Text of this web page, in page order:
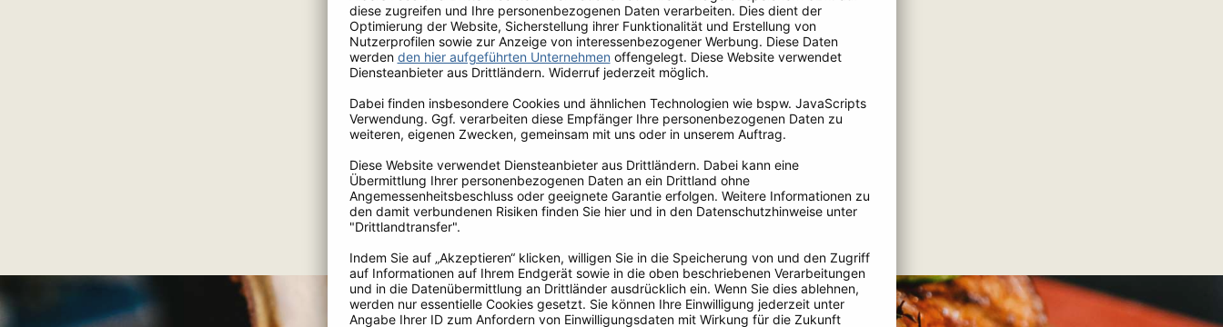
Das Goldene Kalb
Eine löbliche Ausnahme ist die niederländische Kalbs-
Erzeugergemeinschaft Peter’s Farm. Alle Mitglieder müssen auf fünf
Gebote schwören: Fleischqualität, Tierwohl, Rückverfolgbarkeit,
Sicherheit und Transparenz. Das penibel kontrollierte Safety-Guard-
System garantiert eine einzigartige Spitzenqualität bei jedem
Teilstück. Mit einem Tracking-Code ist jeder Cut online teilweise
sogar mit einer Live-Stall-Cam auf den Hof rückverfolgbar, in dem das
Kalb im Schnitt mit 60 Herdgenossen art­gerecht aufgewachsen ist.
EchtesCertified Premium Veal– ­gewissermaßen das ­Goldene Kalb.